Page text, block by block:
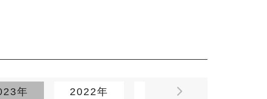
年 2022年 2021年